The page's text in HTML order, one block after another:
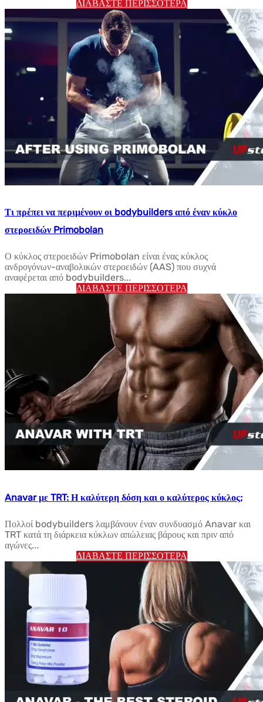
ΔΙΑΒΆΣΤΕ ΠΕΡΙΣΣΌΤΕΡΑ
Τι πρέπει να περιμένουν οι bodybuilders από έναν κύκλο
στεροειδών Primobolan
Ο κύκλος στεροειδών Primobolan είναι ένας κύκλος
ανδρογόνων-αναβολικών στεροειδών (AAS) που συχνά
αναφέρεται από bodybuilders...
ΔΙΑΒΆΣΤΕ ΠΕΡΙΣΣΌΤΕΡΑ
Anavar με TRT: Η καλύτερη δόση και ο καλύτερος κύκλος;
Πολλοί bodybuilders λαμβάνουν έναν συνδυασμό Anavar και
TRT κατά τη διάρκεια κύκλων απώλειας βάρους και πριν από
αγώνες...
ΔΙΑΒΆΣΤΕ ΠΕΡΙΣΣΌΤΕΡΑ